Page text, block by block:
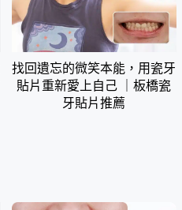
找回遺忘的微笑本能，用瓷牙
貼片重新愛上自己 ｜板橋瓷
牙貼片推薦